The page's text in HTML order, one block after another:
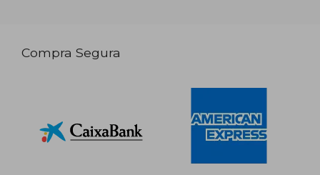
Compra Segura